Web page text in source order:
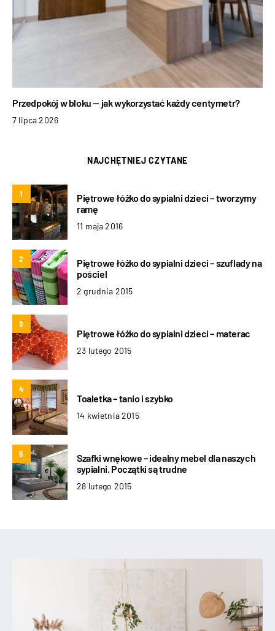
Przedpokój w bloku — jak wykorzystać każdy centymetr?
7 lipca 2026
NAJCHĘTNIEJ CZYTANE
1
Piętrowe łóżko do sypialni dzieci – tworzymy
ramę
11 maja 2016
2
Piętrowe łóżko do sypialni dzieci – szuflady na
pościel
2 grudnia 2015
3
Piętrowe łóżko do sypialni dzieci – materac
23 lutego 2015
4
Toaletka – tanio i szybko
14 kwietnia 2015
5
Szafki wnękowe – idealny mebel dla naszych
sypialni. Początki są trudne
28 lutego 2015